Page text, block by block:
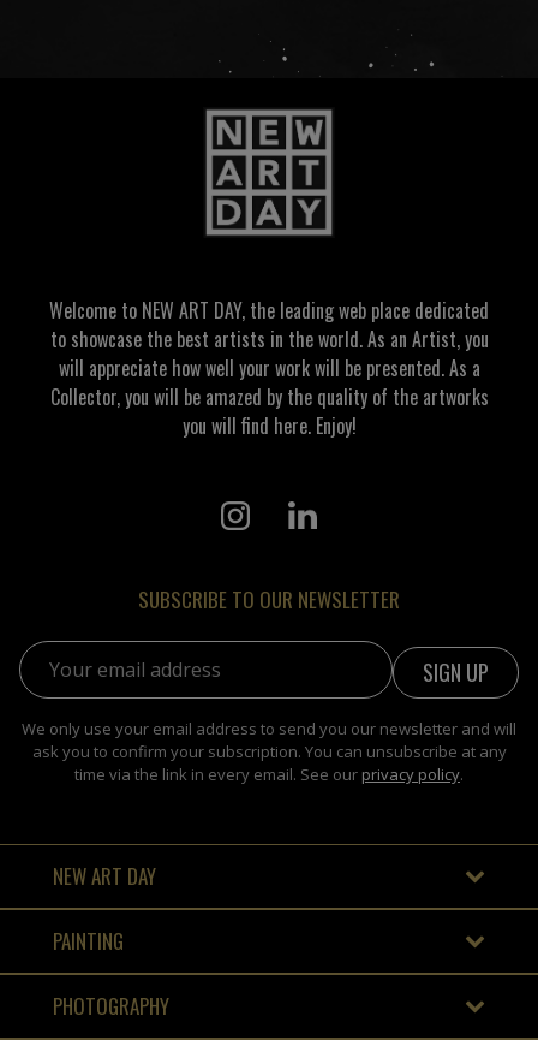
Welcome to NEW ART DAY, the leading web place dedicated
to showcase the best artists in the world. As an Artist, you
will appreciate how well your work will be presented. As a
Collector, you will be amazed by the quality of the artworks
you will find here. Enjoy!
SUBSCRIBE TO OUR NEWSLETTER
Email address:
We only use your email address to send you our newsletter and will
ask you to confirm your subscription. You can unsubscribe at any
time via the link in every email. See our privacy policy.
NEW ART DAY
PAINTING
PHOTOGRAPHY